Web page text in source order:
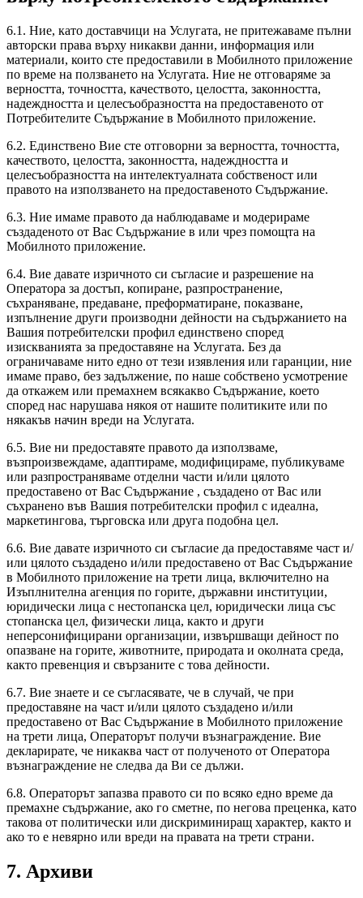
6.1. Ние, като доставчици на Услугата, не притежаваме пълни
авторски права върху никакви данни, информация или
материали, които сте предоставили в Мобилното приложение
по време на ползването на Услугата. Ние не отговаряме за
верността, точността, качеството, целостта, законността,
надеждността и целесъобразността на предоставеното от
Потребителите Съдържание в Мобилното приложение.
6.2. Единствено Вие сте отговорни за верността, точността,
качеството, целостта, законността, надеждността и
целесъобразността на интелектуалната собственост или
правото на използването на предоставеното Съдържание.
6.3. Ние имаме правото да наблюдаваме и модерираме
създаденото от Вас Съдържание в или чрез помощта на
Мобилното приложение.
6.4. Вие давате изричното си съгласие и разрешение на
Оператора за достъп, копиране, разпространение,
съхраняване, предаване, преформатиране, показване,
изпълнение други производни дейности на съдържанието на
Вашия потребителски профил единствено според
изискванията за предоставяне на Услугата. Без да
ограничаваме нито едно от тези изявления или гаранции, ние
имаме право, без задължение, по наше собствено усмотрение
да откажем или премахнем всякакво Съдържание, което
според нас нарушава някоя от нашите политиките или по
някакъв начин вреди на Услугата.
6.5. Вие ни предоставяте правото да използваме,
възпроизвеждаме, адаптираме, модифицираме, публикуваме
или разпространяваме отделни части и/или цялото
предоставено от Вас Съдържание , създадено от Вас или
съхранено във Вашия потребителски профил с идеална,
маркетингова, търговска или друга подобна цел.
6.6. Вие давате изричното си съгласие да предоставяме част и/
или цялото създадено и/или предоставено от Вас Съдържание
в Мобилното приложение на трети лица, включително на
Изъплнителна агенция по горите, държавни институции,
юридически лица с нестопанска цел, юридически лица със
стопанска цел, физически лица, както и други
неперсонифицирани организации, извършващи дейност по
опазване на горите, животните, природата и околната среда,
както превенция и свързаните с това дейности.
6.7. Вие знаете и се съгласявате, че в случай, че при
предоставяне на част и/или цялото създадено и/или
предоставено от Вас Съдържание в Мобилното приложение
на трети лица, Операторът получи възнаграждение. Вие
декларирате, че никаква част от полученото от Оператора
възнаграждение не следва да Ви се дължи.
6.8. Операторът запазва правото си по всяко едно време да
премахне съдържание, ако го сметне, по негова преценка, като
такова от политически или дискриминиращ характер, както и
ако то е невярно или вреди на правата на трети страни.
7. Архиви